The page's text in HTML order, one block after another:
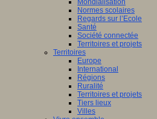
Mondialisation
Normes scolaires
Regards sur l’Ecole
Santé
Société connectée
Territoires et projets
Territoires
Europe
International
Régions
Ruralité
Territoires et projets
Tiers lieux
Villes